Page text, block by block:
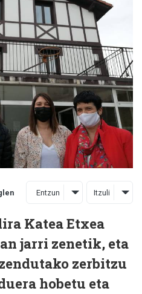
Entzun Itzuli
Katea Etxea
jarri zenetik, eta
zerbitzu
hobetu eta